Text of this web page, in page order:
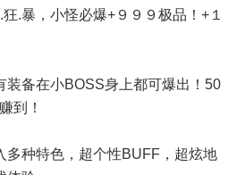
.暴，小怪必爆+９９９极品！+１
装备在小BOSS身上都可爆出！50
到！
多种特色，超个性BUFF，超炫地